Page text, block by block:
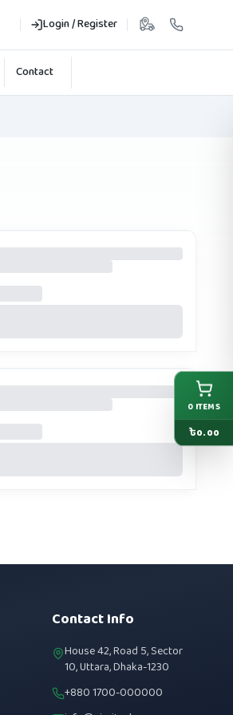
Login / Register
Contact
Contact Info
House 42, Road 5, Sector
10, Uttara, Dhaka-1230
+880 1700-000000
0 ITEMS
৳0.00